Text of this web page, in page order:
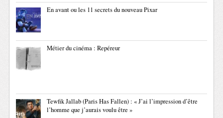
En avant ou les 11 secrets du nouveau Pixar
Métier du cinéma : Repéreur
Tewfik Jallab (Paris Has Fallen) : « J’ai l’impression d’être
l’homme que j’aurais voulu être »